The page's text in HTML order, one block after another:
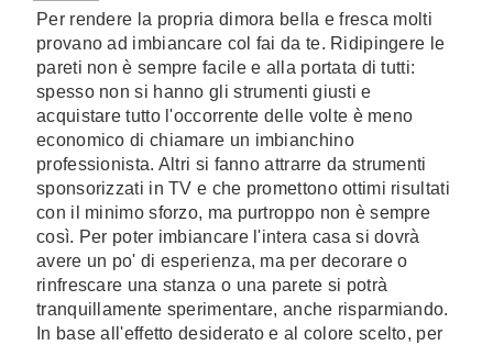
Per rendere la propria dimora bella e fresca molti
provano ad imbiancare col fai da te. Ridipingere le
pareti non è sempre facile e alla portata di tutti:
spesso non si hanno gli strumenti giusti e
acquistare tutto l'occorrente delle volte è meno
economico di chiamare un imbianchino
professionista. Altri si fanno attrarre da strumenti
sponsorizzati in TV e che promettono ottimi risultati
con il minimo sforzo, ma purtroppo non è sempre
così. Per poter imbiancare l'intera casa si dovrà
avere un po' di esperienza, ma per decorare o
rinfrescare una stanza o una parete si potrà
tranquillamente sperimentare, anche risparmiando.
In base all'effetto desiderato e al colore scelto, per